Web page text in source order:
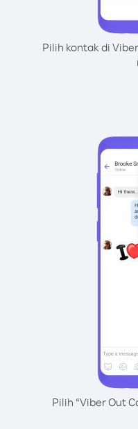
Pilih kontak di
Pilih “Viber Out